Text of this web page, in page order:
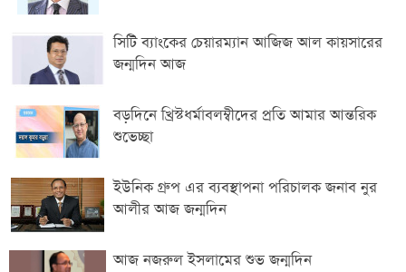
সিটি ব্যাংকের চেয়ারম্যান আজিজ আল কায়সারের
জন্মদিন আজ
বড়দিনে খ্রিস্টধর্মাবলম্বীদের প্রতি আমার আন্তরিক
শুভেচ্ছা
ইউনিক গ্রুপ এর ব্যবস্থাপনা পরিচালক জনাব নুর
আলীর আজ জন্মদিন
আজ নজরুল ইসলামের শুভ জন্মদিন